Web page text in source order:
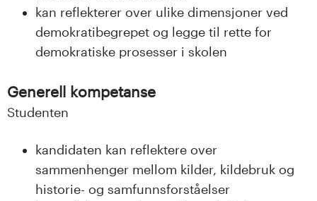
kan reflekterer over ulike dimensjoner ved
demokratibegrepet og legge til rette for
demokratiske prosesser i skolen
Generell kompetanse
Studenten
kandidaten kan reflektere over
sammenhenger mellom kilder, kildebruk og
historie- og samfunnsforståelser